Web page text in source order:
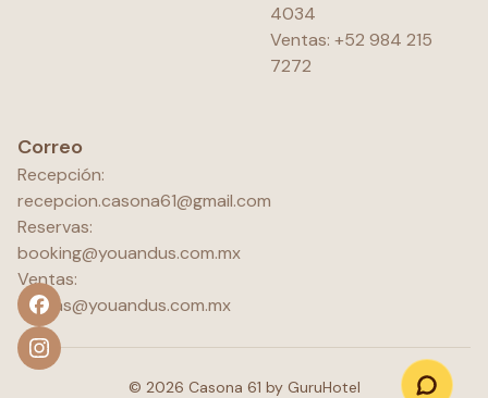
4034
Ventas: +52 984 215
7272
Correo
Recepción:
recepcion.casona61@gmail.com
Reservas:
booking@youandus.com.mx
Ventas:
ventas@youandus.com.mx
© 2026 Casona 61 by GuruHotel